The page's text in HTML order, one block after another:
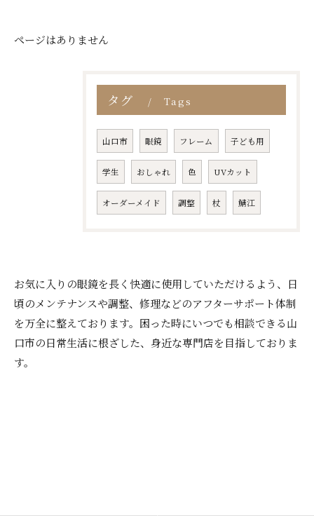
ページはありません
タグ Tags
山口市 眼鏡 フレーム 子ども用
学生 おしゃれ 色 UVカット
オーダーメイド 調整 杖 鯖江
お気に入りの眼鏡を長く快適に使用していただけるよう、日
頃のメンテナンスや調整、修理などのアフターサポート体制
を万全に整えております。困った時にいつでも相談できる山
口市の日常生活に根ざした、身近な専門店を目指しておりま
す。